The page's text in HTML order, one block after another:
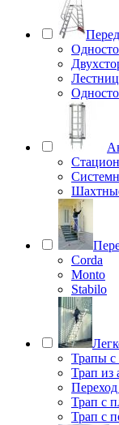
Corda
Monto
Stabilo
Трапы с
Трап из
Трап с
Трап с